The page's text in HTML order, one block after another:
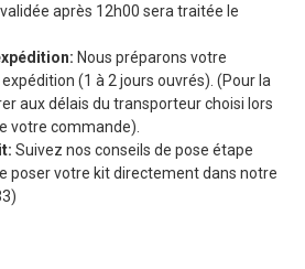
après 12h00 sera traitée le
Nous préparons votre
(1 à 2 jours ouvrés). (Pour la
aux délais du transporteur choisi lors
votre commande).
Suivez nos conseils de pose étape
poser votre kit directement dans notre